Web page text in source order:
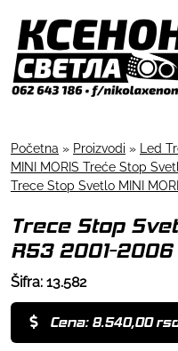
Početna » Proizvodi » Led
MINI MORIS Treće Stop
Trece Stop Svetlo MINI
Trece Stop
R53 2001-2006
Šifra: 13.582
Cena: 8.540,00